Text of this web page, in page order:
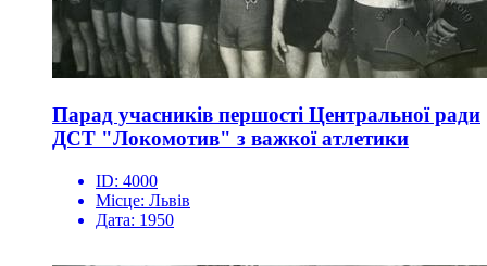
Парад учасників першості Центральної ради
ДСТ "Локомотив" з важкої атлетики
ID: 4000
Місце: Львів
Дата: 1950